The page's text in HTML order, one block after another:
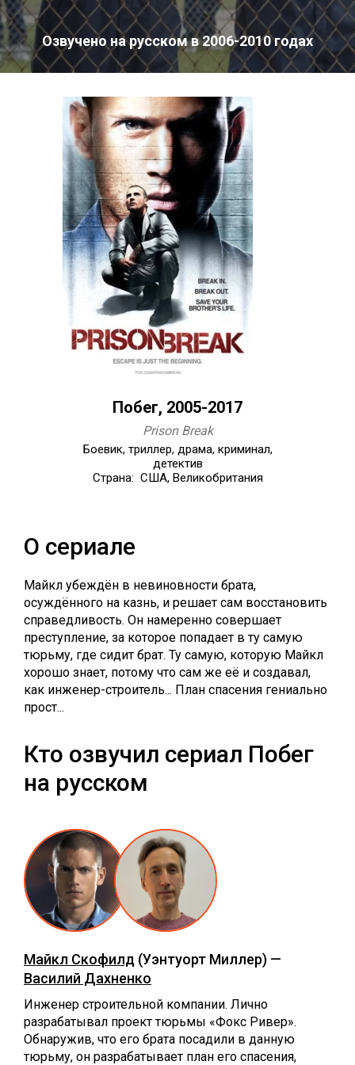
Озвучено на русском в 2006-2010 годах
Побег, 2005-2017
Prison Break
Боевик, триллер, драма, криминал,
детектив
Страна: США, Великобритания
О сериале
Майкл убеждён в невиновности брата,
осуждённого на казнь, и решает сам восстановить
справедливость. Он намеренно совершает
преступление, за которое попадает в ту самую
тюрьму, где сидит брат. Ту самую, которую Майкл
хорошо знает, потому что сам же её и создавал,
как инженер-строитель... План спасения гениально
прост...
Кто озвучил сериал Побег
на русском
Майкл Скофилд (Уэнтуорт Миллер) —
Василий Дахненко
Инженер строительной компании. Лично
разрабатывал проект тюрьмы «Фокс Ривер».
Обнаружив, что его брата посадили в данную
тюрьму, он разрабатывает план его спасения,